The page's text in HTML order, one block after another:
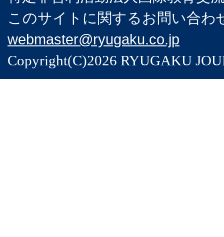
このサイトに関するお問い合
webmaster@ryugaku.co.jp
Copyright(C)2026 RYUGAKU